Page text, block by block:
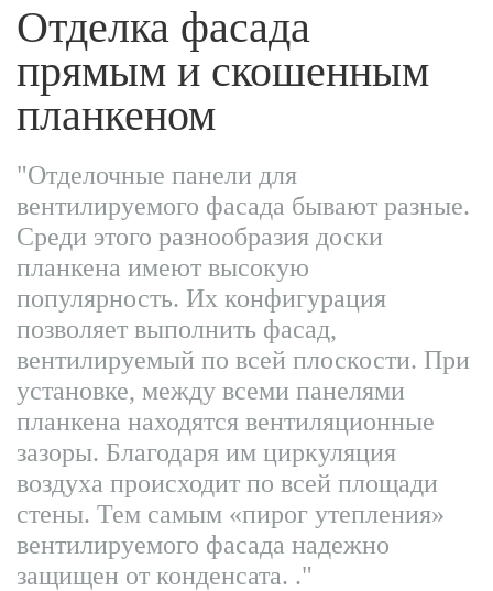
Отделка фасада
прямым и скошенным
планкеном
"Отделочные панели для
вентилируемого фасада бывают разные.
Среди этого разнообразия доски
планкена имеют высокую
популярность. Их конфигурация
позволяет выполнить фасад,
вентилируемый по всей плоскости. При
установке, между всеми панелями
планкена находятся вентиляционные
зазоры. Благодаря им циркуляция
воздуха происходит по всей площади
стены. Тем самым «пирог утепления»
вентилируемого фасада надежно
защищен от конденсата. ."